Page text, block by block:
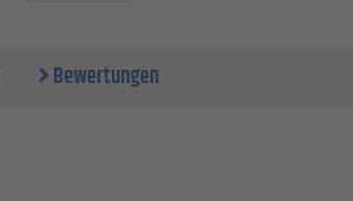
Bewertungen